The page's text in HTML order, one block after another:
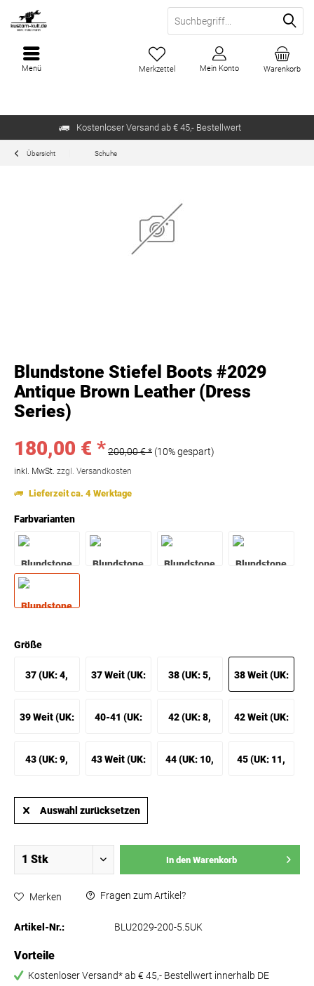
Kostenloser Versand ab € 45,- Bestellwert
Warenkorb
Merkzettel Mein Konto
Menü
Übersicht Schuhe
Blundstone Stiefel Boots #2029
Antique Brown Leather (Dress
Series)
180,00 € *200,00 € * (10% gespart)
inkl. MwSt. zzgl. Versandkosten
Lieferzeit ca. 4 Werktage
Farbvarianten
Größe
37 (UK: 4, 37 Weit (UK: 38 (UK: 5, 38 Weit (UK:
39 Weit (UK: 40-41 (UK: 42 (UK: 8, 42 Weit (UK:
43 (UK: 9, 43 Weit (UK:
Weit)
44 (UK: 10, 45 (UK: 11,
Auswahl zurücksetzen
In den Warenkorb
Merken Fragen zum Artikel?
Artikel-Nr.: BLU2029-200-5.5UK
Vorteile
Kostenloser Versand* ab € 45,- Bestellwert innerhalb DE